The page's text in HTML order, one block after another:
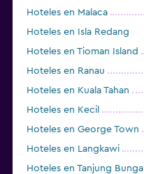
Hoteles en Malaca
Hoteles en Isla Redang
Hoteles en Tioman Island
Hoteles en Ranau
Hoteles en Kuala Tahan
Hoteles en Kecil
Hoteles en George Town
Hoteles en Langkawi
Hoteles en Tanjung